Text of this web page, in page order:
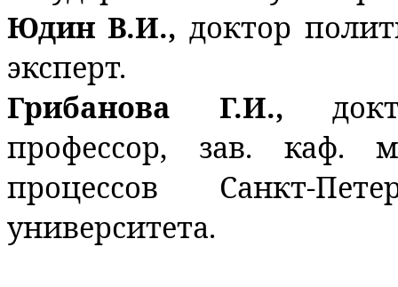
Юдин В.И.,доктор
эксперт.
Грибанова Г.И.,
профессор, зав. каф.
процессов Санкт-
университета.